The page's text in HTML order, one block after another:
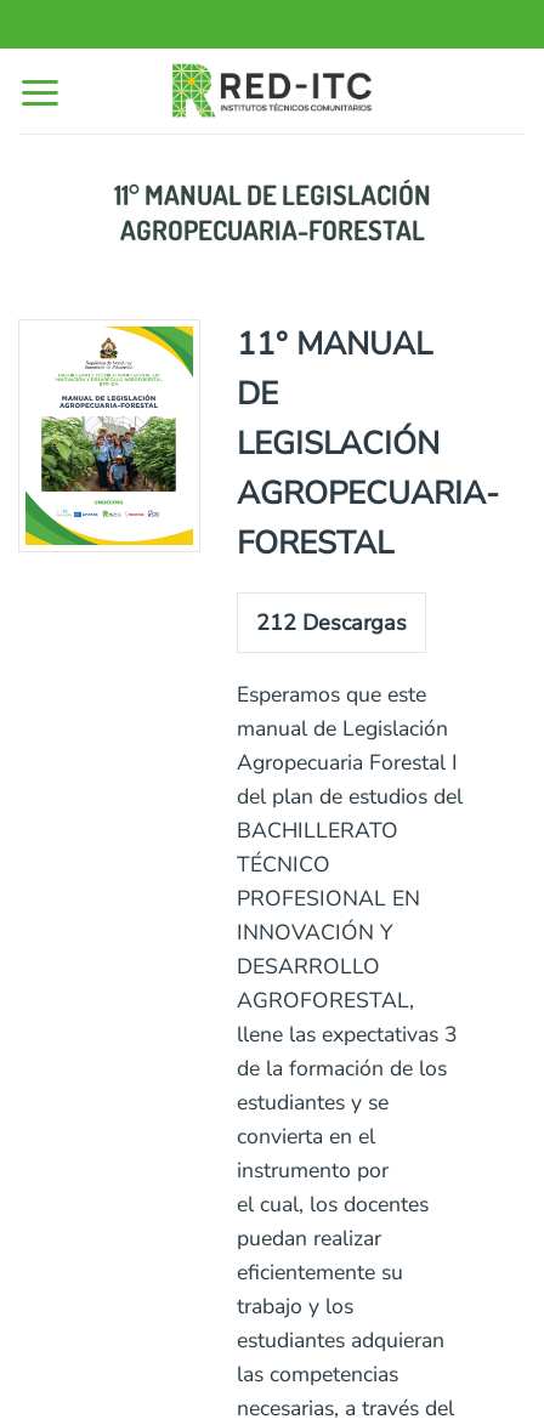
al
contenido
11° MANUAL DE LEGISLACIÓN
AGROPECUARIA-FORESTAL
11° MANUAL
DE
LEGISLACIÓN
AGROPECUARIA-
FORESTAL
212 Descargas
Esperamos que este
manual de Legislación
Agropecuaria Forestal I
del plan de estudios del
BACHILLERATO
TÉCNICO
PROFESIONAL EN
INNOVACIÓN Y
DESARROLLO
AGROFORESTAL,
llene las expectativas 3
de la formación de los
estudiantes y se
convierta en el
instrumento por
el cual, los docentes
puedan realizar
eficientemente su
trabajo y los
estudiantes adquieran
las competencias
necesarias, a través del